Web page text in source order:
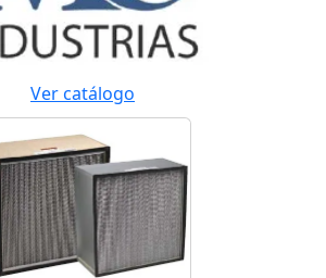
Ver catálogo